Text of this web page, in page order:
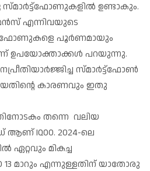
സ്മാർട്ട്ഫോണുകളിൽ ഉണ്ടാകും.
എന്നിവയുടെ
ഫോണുകളെ പൂർണമായും
ഉപയോക്താക്കൾ പറയുന്നു.
സ്മാർട്ട്ഫോൺ
കാരണവും ഇതു
തന്നെ വലിയ
ആണ് IQOO. 2024-ലെ
ഏറ്റവും മികച്ച
13 മാറും എന്നുള്ളതിന് യാതോരു